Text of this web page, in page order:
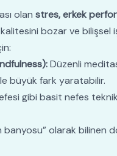
olan stres, erkek
bozar ve
Düzenli
büyük fark yaratabilir.
gibi basit nefes
banyosu” olarak bilinen